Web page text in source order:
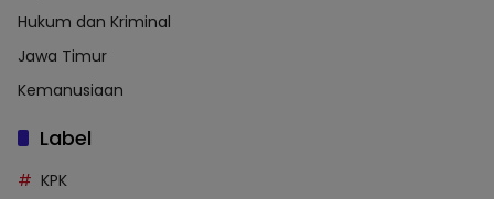
Hukum dan Kriminal
Jawa Timur
Kemanusiaan
Label
KPK